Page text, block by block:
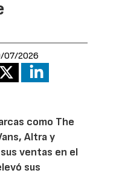
07/2026
como The
Altra y
ventas en el
sus